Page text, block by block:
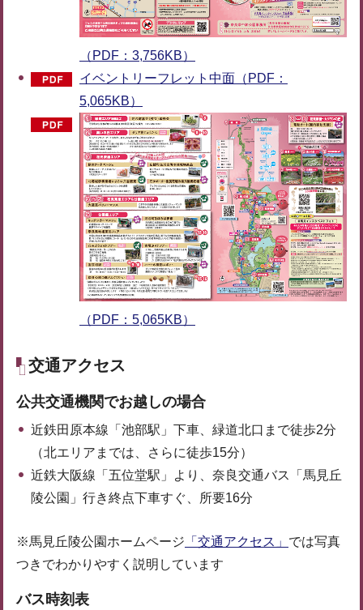
（PDF：3,756KB）
イベントリーフレット中面（PDF：
5,065KB）
（PDF：5,065KB）
交通アクセス
公共交通機関でお越しの場合
近鉄田原本線「池部駅」下車、緑道北口まで徒歩2分
（北エリアまでは、さらに徒歩15分）
近鉄大阪線「五位堂駅」より、奈良交通バス「馬見丘
陵公園」行き終点下車すぐ、所要16分
※馬見丘陵公園ホームページ 「交通アクセス」 では写真
つきでわかりやすく説明しています
バス時刻表